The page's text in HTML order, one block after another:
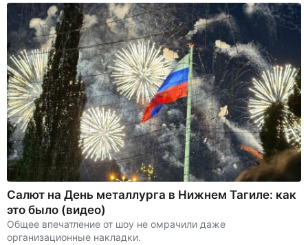
Салют на День металлурга в Нижнем Тагиле: как
это было (видео)
Общее впечатление от шоу не омрачили даже
организационные накладки.